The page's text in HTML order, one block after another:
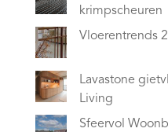
krimpscheuren
Vloerentrends
Lavastone
Living
Sfeervol